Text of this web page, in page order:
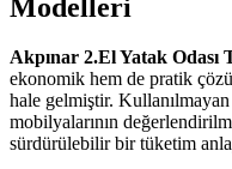
Modelleri
Akpınar 2.El Yatak Odası
ekonomik hem de pratik
hale gelmiştir.
mobilyalarının
sürdürülebilir bir tüketim